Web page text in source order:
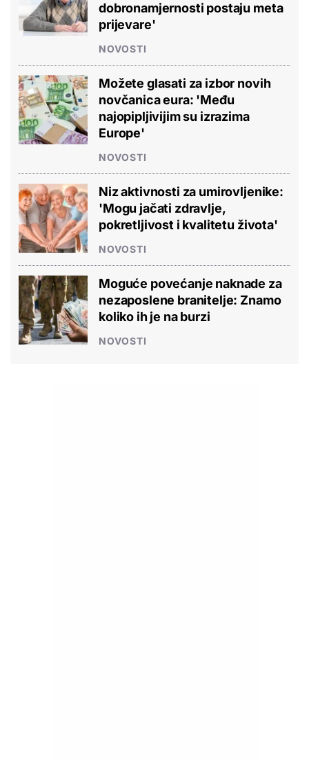
dobronamjernosti postaju meta
prijevare'
NOVOSTI
Možete glasati za izbor novih
novčanica eura: 'Među
najopipljivijim su izrazima
Europe'
NOVOSTI
Niz aktivnosti za umirovljenike:
'Mogu jačati zdravlje,
pokretljivost i kvalitetu života'
NOVOSTI
Moguće povećanje naknade za
nezaposlene branitelje: Znamo
koliko ih je na burzi
NOVOSTI